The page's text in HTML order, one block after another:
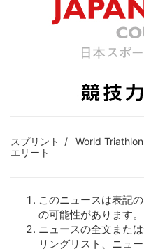
スプリント World Triathlon
エリート
このニュースは表記
の可能性があります。
ニュースの全文また
リングリスト、ニュ